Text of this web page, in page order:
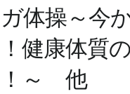
体操～今
健康体質
！～ 他